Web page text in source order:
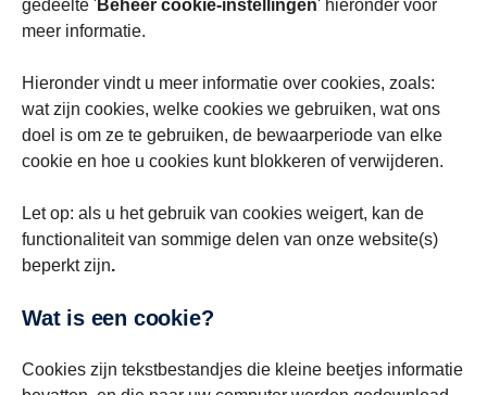
gedeelte 'Beheer cookie-instellingen' hieronder voor
meer informatie.
Hieronder vindt u meer informatie over cookies, zoals:
wat zijn cookies, welke cookies we gebruiken, wat ons
doel is om ze te gebruiken, de bewaarperiode van elke
cookie en hoe u cookies kunt blokkeren of verwijderen.
Let op: als u het gebruik van cookies weigert, kan de
functionaliteit van sommige delen van onze website(s)
beperkt zijn.
Wat is een cookie?
Cookies zijn tekstbestandjes die kleine beetjes informatie